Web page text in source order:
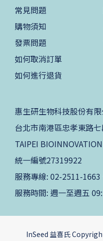
常見問題
購物須知
發票問題
如何取消訂單
如何進行退貨
惠生研生物科技股份有
台北市南港區忠孝東路
TAIPEI BIOINNOVATION
統一編號27319922
服務專線: 02-2511-
服務時間: 週一至週五
InSeed 益喜氏